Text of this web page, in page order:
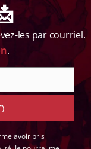
de la chaîne
cosigne avec
aux questions
les par courriel.
.
avoir pris